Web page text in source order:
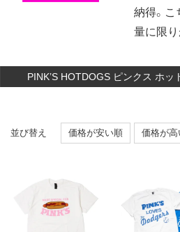
納得。
量に限り
PINK’S HOTDOGS ピンクス ホ
並び替え 価格が安い順 価格が高